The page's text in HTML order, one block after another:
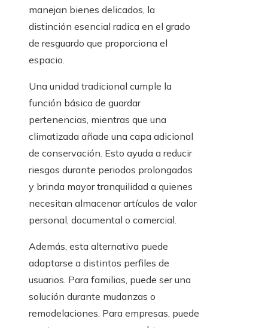
manejan bienes delicados, la
distinción esencial radica en el grado
de resguardo que proporciona el
espacio.
Una unidad tradicional cumple la
función básica de guardar
pertenencias, mientras que una
climatizada añade una capa adicional
de conservación. Esto ayuda a reducir
riesgos durante periodos prolongados
y brinda mayor tranquilidad a quienes
necesitan almacenar artículos de valor
personal, documental o comercial.
Además, esta alternativa puede
adaptarse a distintos perfiles de
usuarios. Para familias, puede ser una
solución durante mudanzas o
remodelaciones. Para empresas, puede